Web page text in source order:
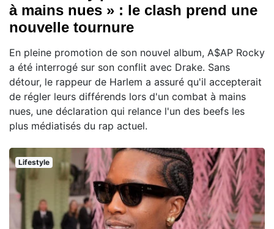
à mains nues » : le clash prend une
nouvelle tournure
En pleine promotion de son nouvel album, A$AP Rocky
a été interrogé sur son conflit avec Drake. Sans
détour, le rappeur de Harlem a assuré qu'il accepterait
de régler leurs différends lors d'un combat à mains
nues, une déclaration qui relance l'un des beefs les
plus médiatisés du rap actuel.
Lifestyle